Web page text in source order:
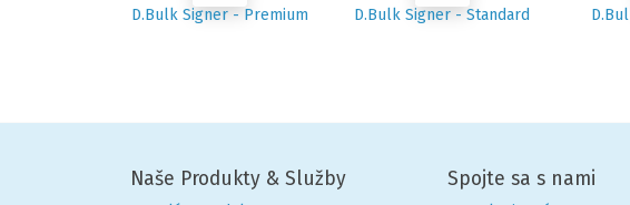
D.Bulk Signer - Premium D.Bulk Signer - Standard
Naše Produkty & Služby Spojte sa s nami